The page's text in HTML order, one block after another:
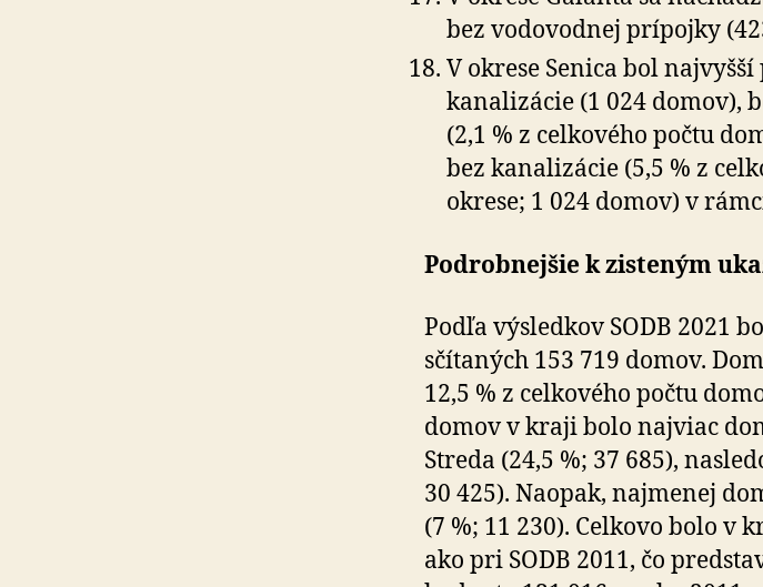
bez vodovodnej prípojky
V okrese Senica bol
kanalizácie (1 024 domov),
(2,1 % z celkového počtu
bez kanalizácie (5,5 % z
okrese; 1 024 domov) v
Podrobnejšie k zisteným
Podľa výsledkov SODB 2021
sčítaných 153 719 domov.
12,5 % z celkového počtu
domov v kraji bolo najviac
Streda (24,5 %; 37 685),
30 425). Naopak, najmenej
(7 %; 11 230). Celkovo bolo v
ako pri SODB 2011, čo